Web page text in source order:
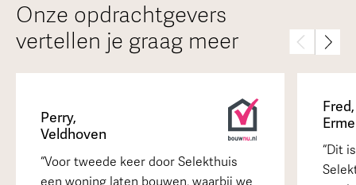
Onze opdrachtgevers
vertellen je graag meer
Perry,
Veldhoven
Voor tweede keer door Selekthuis
Fred
Dit